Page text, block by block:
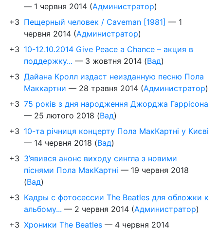
— 1 червня 2014 (Администратор)
+3 Пещерный человек / Caveman [1981] — 1
червня 2014 (Администратор)
+3 10-12.10.2014 Give Peace a Chance – акция в
поддержку... — 3 жовтня 2014 (Вад)
+3 Дайана Кролл издаст неизданную песню Пола
Маккартни — 28 травня 2014 (Администратор)
+3 75 років з дня народження Джорджа Гаррісона
— 25 лютого 2018 (Вад)
+3 10-та річниця концерту Пола МакКартні у Києві
— 14 червня 2018 (Вад)
+3 З’явився анонс виходу сингла з новими
піснями Пола МакКартні — 19 червня 2018
(Вад)
+3 Кадры с фотосессии The Beatles для обложки к
альбому... — 2 червня 2014 (Администратор)
+3 Хроники The Beatles — 4 червня 2014